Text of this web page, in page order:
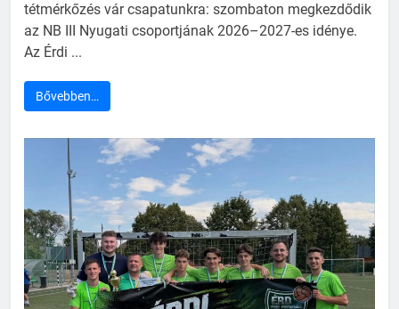
tétmérkőzés vár csapatunkra: szombaton megkezdődik
az NB III Nyugati csoportjának 2026–2027-es idénye.
Az Érdi ...
Bővebben…